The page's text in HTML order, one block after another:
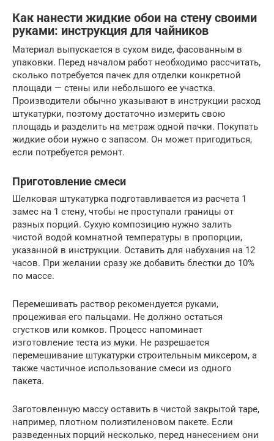
Как нанести жидкие обои на стену своими
руками: инструкция для чайников
Материал выпускается в сухом виде, фасованным в
упаковки. Перед началом работ необходимо рассчитать,
сколько потребуется пачек для отделки конкретной
площади — стены или небольшого ее участка.
Производители обычно указывают в инструкции расход
штукатурки, поэтому достаточно измерить свою
площадь и разделить на метраж одной пачки. Покупать
жидкие обои нужно с запасом. Он может пригодиться,
если потребуется ремонт.
Приготовление смеси
Шелковая штукатурка подготавливается из расчета 1
замес на 1 стену, чтобы не проступали границы от
разных порций. Сухую композицию нужно залить
чистой водой комнатной температуры в пропорции,
указанной в инструкции. Оставить для набухания на 12
часов. При желании сразу же добавить блестки до 10%
по массе.
Перемешивать раствор рекомендуется руками,
процеживая его пальцами. Не должно остаться
сгустков или комков. Процесс напоминает
изготовление теста из муки. Не разрешается
перемешивание штукатурки строительным миксером, а
также частичное использование смеси из одного
пакета.
Заготовленную массу оставить в чистой закрытой таре,
например, плотном полиэтиленовом пакете. Если
разведенных порций несколько, перед нанесением они